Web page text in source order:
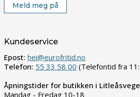
Meld meg på
Kundeservice
Epost: hei@eurofritid.no
Telefon: 55 33 58 00 (Telefontid fra
Åpningstider for butikken i
Mandag - Fredag 10-18